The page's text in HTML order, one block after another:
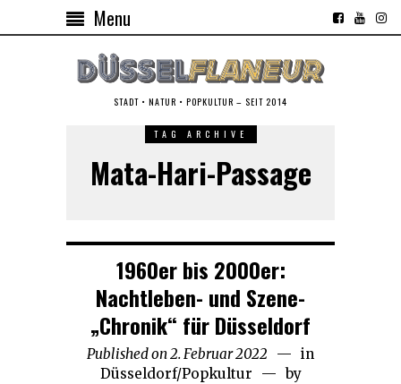
Menu
STADT • NATUR • POPKULTUR – SEIT 2014
TAG ARCHIVE
Mata-Hari-Passage
1960er bis 2000er:
Nachtleben- und Szene-
„Chronik“ für Düsseldorf
Published on2. Februar 2022
Mai
in
Düsseldorf/Popkultur
by